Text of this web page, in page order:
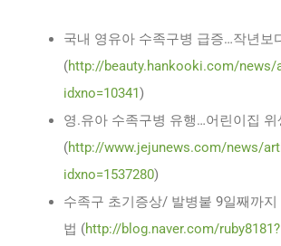
국내 영유아 수족구병 급증…작년보
(http://beauty.hankooki.com/news/
idxno=10341)
영.유아 수족구병 유행…어린이집 위
(http://www.jejunews.com/news/
idxno=1537280)
수족구 초기증상/ 발병붙 9일째까지
법 (http://blog.naver.com/ruby8181?